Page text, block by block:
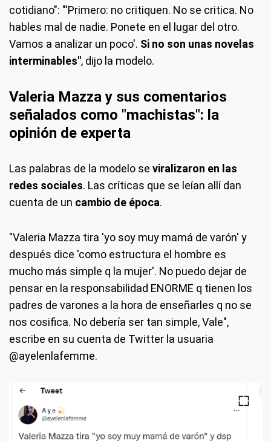
cotidiano": "'Primero: no critiquen. No se critica. No
hables mal de nadie. Ponete en el lugar del otro.
Vamos a analizar un poco'. Si no son unas novelas
interminables", dijo la modelo.
Valeria Mazza y sus comentarios
señalados como "machistas": la
opinión de experta
Las palabras de la modelo se viralizaron en las
redes sociales. Las críticas que se leían allí dan
cuenta de un cambio de época.
"Valeria Mazza tira 'yo soy muy mamá de varón' y
después dice 'como estructura el hombre es
mucho más simple q la mujer'. No puedo dejar de
pensar en la responsabilidad ENORME q tienen los
padres de varones a la hora de enseñarles q no se
nos cosifica. No debería ser tan simple, Vale",
escribe en su cuenta de Twitter la usuaria
@ayelenlafemme.